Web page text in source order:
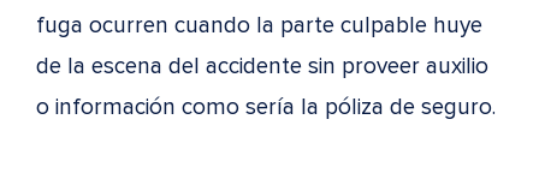
fuga ocurren cuando la parte culpable huye
de la escena del accidente sin proveer auxilio
o información como sería la póliza de seguro.